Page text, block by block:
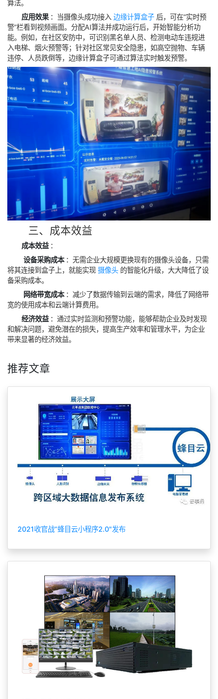
算法。
应用效果‌：当摄像头成功接入边缘计算盒子后，可在“实时预
警”栏看到视频画面。分配AI算法并成功运行后，开始智能分析功
能。例如，在社区安防中，可识别黑名单人员、检测电动车违规进
入电梯、烟火预警等；针对社区常见安全隐患，如高空抛物、车辆
违停、人员跌倒等，边缘计算盒子可通过算法实时触发预警。
三、成本效益
成本效益
‌：
‌设备采购成本
‌：无需企业大规模更换现有的摄像头设备，只需
将其连接到盒子上，就能实现
备采购成本。
‌网络带宽成本‌：减少了数据传输到云端的需求，降低了网络带
宽的使用成本和云端计算费用。
经济效益‌：通过实时监测和预警功能，能够帮助企业及时发现
和解决问题，避免潜在的损失，提高生产效率和管理水平，为企业
推荐文章